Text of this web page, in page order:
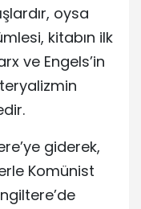
oysa
kitabın ilk
ve Engels’in
giderek,
Komünist